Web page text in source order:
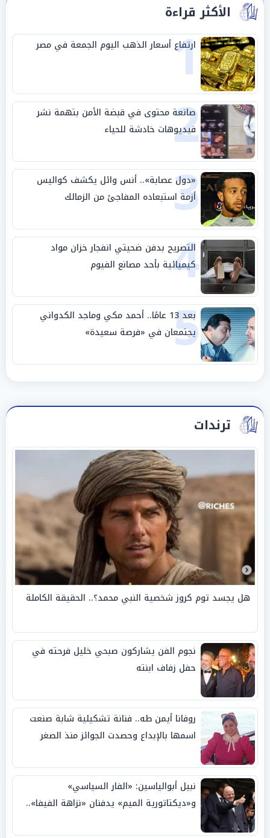
الأكثر قراءة
1
ارتفاع أسعار الذهب اليوم الجمعة في مصر
2
صانعة محتوى في قبضة الأمن بتهمة نشر
فيديوهات خادشة للحياء
3
«دول عصابة».. أنس وائل يكشف كواليس
أزمة استبعاده المفاجئ من الزمالك
4
التصريح بدفن ضحيتي انفجار خزان مواد
كيميائية بأحد مصانع الفيوم
5 بعد 13 عامًا.. أحمد مكي وماجد الكدواني
يجتمعان في «فرصة سعيدة»
ترندات
هل يجسد توم كروز شخصية النبي محمد؟.. الحقيقة الكاملة
نجوم الفن يشاركون صبحي خليل فرحته في
حفل زفاف ابنته
روفانا أيمن طه.. فنانة تشكيلية شابة صنعت
اسمها بالإبداع وحصدت الجوائز منذ الصغر
نبيل أبوالياسين: «الفار السياسي»
و«ديكتاتورية الميم» يدفنان «نزاهة الفيفا»..